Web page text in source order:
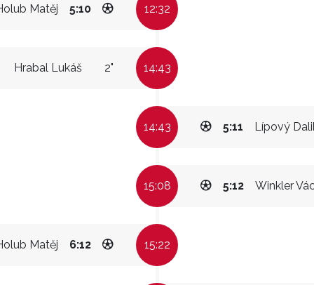
Matěj 5:10 12:32
Hrabal Lukáš 2" 14:43
14:43 Lípový
5:11
15:08 Winkler
5:12
Matěj 6:12 15:22